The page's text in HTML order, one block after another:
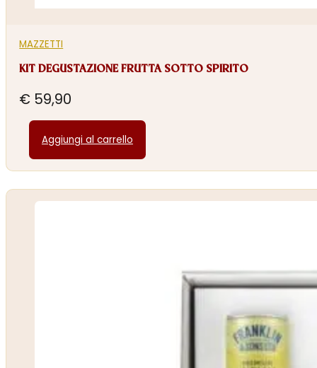
MAZZETTI
KIT DEGUSTAZIONE FRUTTA SOTTO SPIRITO
€ 59,90
Aggiungi al carrello